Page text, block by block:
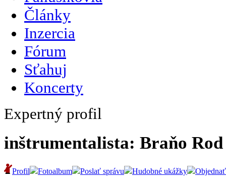
Články
Inzercia
Fórum
Sťahuj
Koncerty
Expertný profil
inštrumentalista: Braňo Rod
Profil Fotoalbum Poslať správu Hudobné ukážky Objednať